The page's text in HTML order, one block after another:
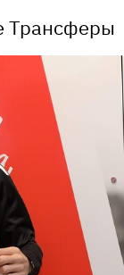
Трансферы